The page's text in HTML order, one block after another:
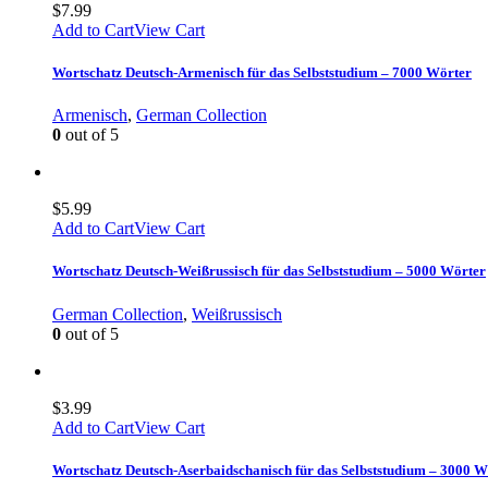
$7.99
Add to CartView Cart
Wortschatz Deutsch-Armenisch für das Selbststudium – 7000 Wörter
Armenisch, German Collection
0 out of 5
$5.99
Add to CartView Cart
Wortschatz Deutsch-Weißrussisch für das Selbststudium – 5000 Wörter
German Collection, Weißrussisch
0 out of 5
$3.99
Add to CartView Cart
Wortschatz Deutsch-Aserbaidschanisch für das Selbststudium – 3000